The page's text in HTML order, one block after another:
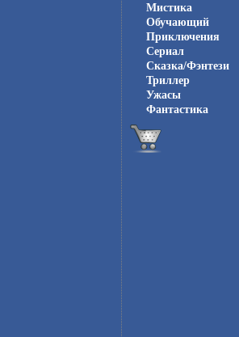
Мистика
Обучающий
Приключения
Сериал
Сказка/Фэнтези
Триллер
Ужасы
Фантастика